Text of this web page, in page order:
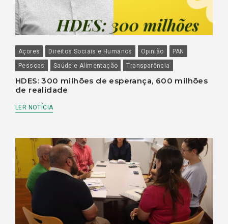
Açores Direitos Sociais e Humanos Opinião
PAN
Pessoas
Saúde e Alimentação Transparência
HDES: 300 milhões de esperança, 600 milhões
de realidade
LER NOTÍCIA